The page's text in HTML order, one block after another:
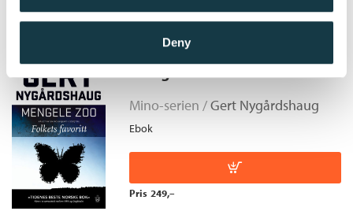
Deny
Mengele Zoo
Mino-serien /Gert Nygårdshaug
Ebok
Pris 249,–